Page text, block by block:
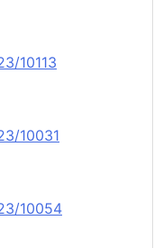
10113
10031
10054